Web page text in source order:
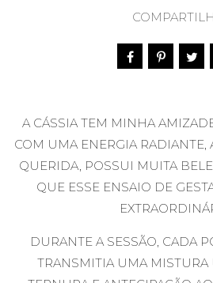
A CÁSSIA TEM MINHA
COM UMA ENERGIA RADIANTE,
QUERIDA, POSSUI MUITA
QUE ESSE ENSAIO DE
DURANTE A SESSÃO, CADA
TRANSMITIA UMA MISTURA